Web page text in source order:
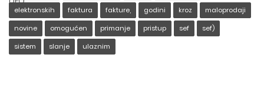
elektronskih
faktura fakture, godini kroz
maloprodaji
novine
omogućen primanje pristup sef
sef)
sistem
slanje ulaznim